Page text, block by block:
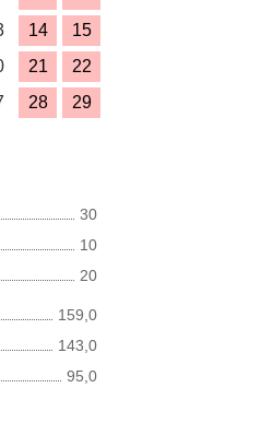
14
15
21
22
28
29
30
10
20
159,0
143,0
95,0